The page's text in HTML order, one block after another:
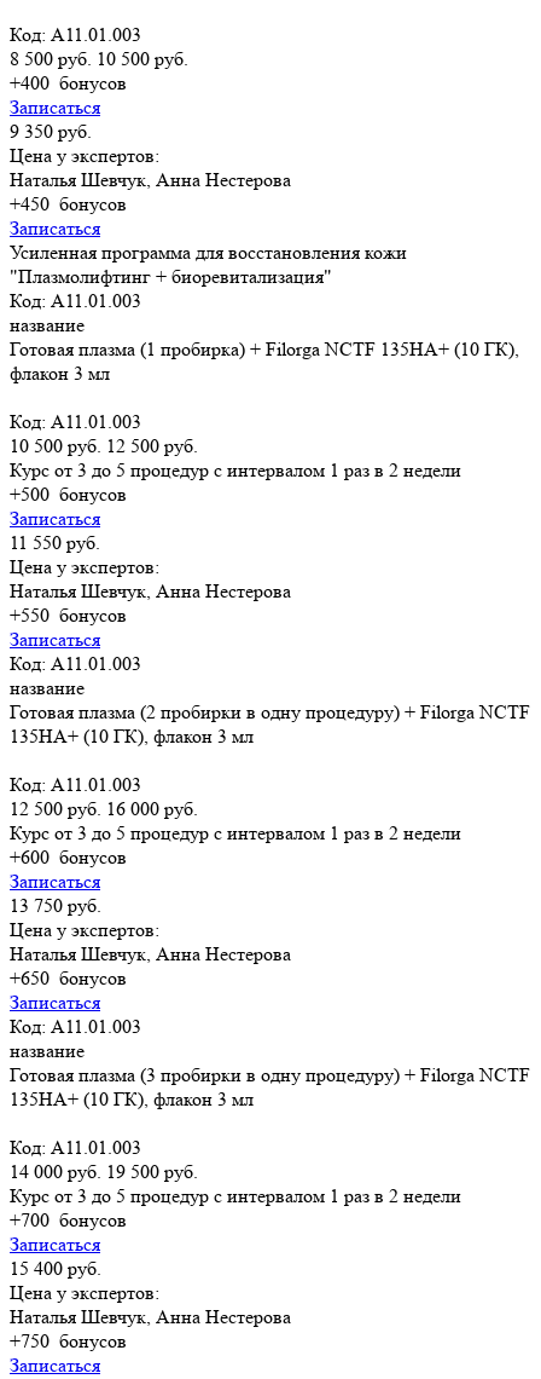
Код: A11.01.003
8 500 руб. 10 500 руб.
+400 бонусов
Записаться
9 350 руб.
Цена у экспертов:
Наталья Шевчук, Анна Нестерова
+450 бонусов
Записаться
Усиленная программа для восстановления кожи
"Плазмолифтинг + биоревитализация"
Код: A11.01.003
название
Готовая плазма (1 пробирка) + Filorga NCTF 135HA+ (10 ГК),
флакон 3 мл
Код: A11.01.003
10 500 руб. 12 500 руб.
Курс от 3 до 5 процедур с интервалом 1 раз в 2 недели
+500 бонусов
Записаться
11 550 руб.
Цена у экспертов:
Наталья Шевчук, Анна Нестерова
+550 бонусов
Записаться
Код: A11.01.003
название
Готовая плазма (2 пробирки в одну процедуру) + Filorga NCTF
135HA+ (10 ГК), флакон 3 мл
Код: A11.01.003
12 500 руб. 16 000 руб.
Курс от 3 до 5 процедур с интервалом 1 раз в 2 недели
+600 бонусов
Записаться
13 750 руб.
Цена у экспертов:
Наталья Шевчук, Анна Нестерова
+650 бонусов
Записаться
Код: A11.01.003
название
Готовая плазма (3 пробирки в одну процедуру) + Filorga NCTF
135HA+ (10 ГК), флакон 3 мл
Код: A11.01.003
14 000 руб. 19 500 руб.
Курс от 3 до 5 процедур с интервалом 1 раз в 2 недели
+700 бонусов
Записаться
15 400 руб.
Цена у экспертов:
Наталья Шевчук, Анна Нестерова
+750 бонусов
Записаться